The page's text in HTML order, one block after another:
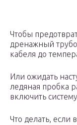
Чтобы
дренажный
кабеля до
Или ожидать
ледяная пробка
включить
Что делать,